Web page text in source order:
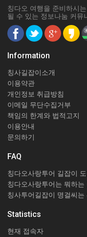
칭다오 여행을 준비하시
될 수 있는 정보나눔 커뮤
Information
칭사길잡이소개
이용약관
개인정보 취급방침
이메일 무단수집거부
책임의 한계와 법적고지
이용안내
문의하기
FAQ
칭다오사랑투어 길잡이
칭다오사랑투어는 뭐하는
칭사투어길잡이 명걸씨는
Statistics
현재 접속자